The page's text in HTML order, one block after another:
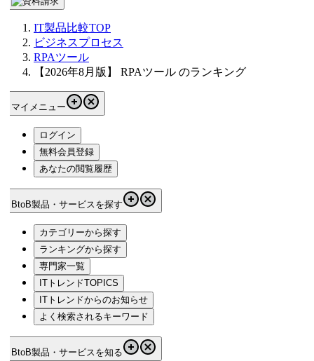
IT製品比較TOP
ビジネスプロセス
RPAツール
【2026年8月版】 RPAツール のランキング
マイメニュー
ログイン
無料会員登録
あなたの閲覧履歴
BtoB製品・サービスを探す
カテゴリーから探す
ランキングから探す
専門家一覧
ITトレンドTOPICS
ITトレンドからのお知らせ
よく検索されるキーワード
BtoB製品・サービスを知る